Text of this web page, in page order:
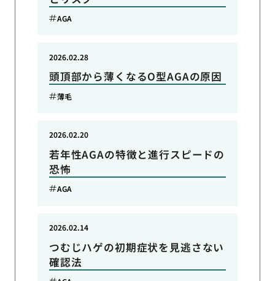
AGA
頭頂部から薄くなるO型AGAの原因
2026.02.28
薄毛
若年性AGAの特徴と進行スピードの
恐怖
2026.02.20
AGA
つむじハゲの初期症状を見逃さない
確認法
2026.02.14